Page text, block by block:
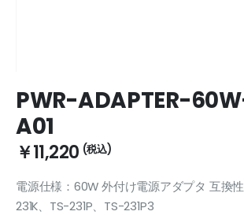
to
the
beginning
of
the
images
gallery
PWR-ADAPTER-
A01
￥11,220
電源仕様：60W 外付け電源アダプタ 互換
231K、TS-231P、TS-231P3